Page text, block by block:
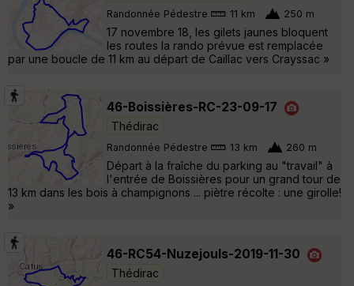
Randonnée Pédestre 11 km 250 m
17 novembre 18, les gilets jaunes bloquent
les routes la rando prévue est remplacée
par une boucle de 11 km au départ de Caillac vers Crayssac »
46-Boissières-RC-23-09-17
Thédirac
Randonnée Pédestre 13 km 260 m
Départ à la fraîche du parking au "travail" à
l'entrée de Boissières pour un grand tour de
13 km dans les bois à champignons ... piètre récolte : une girolle!
»
46-RC54-Nuzejouls-2019-11-30
Thédirac